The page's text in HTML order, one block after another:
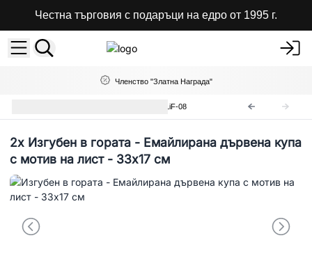
Честна търговия с подаръци на едро от 1995 г.
Членство "Златна Награда"
LiF-08
2x Изгубен в гората - Емайлирана дървена купа
с мотив на лист - 33x17 см